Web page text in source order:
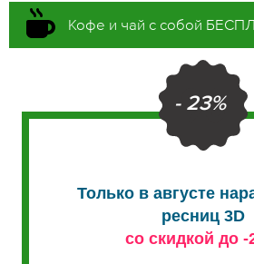
Кофе и чай с собой
- 23%
Только в августе
ресниц 3D
со скидкой до -